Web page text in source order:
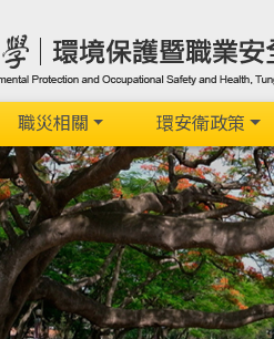
職災相關 環安衛政策